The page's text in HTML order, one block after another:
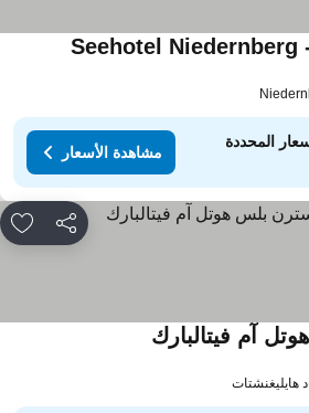
Seehotel
المحددة
مشاهدة الأسعار
مشاركة
آم فيتالبارك
هايليغنشتات